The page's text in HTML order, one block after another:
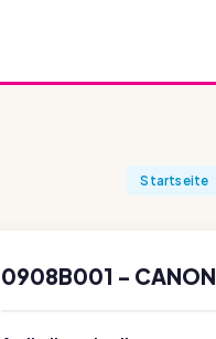
Startseite
0908B001 -